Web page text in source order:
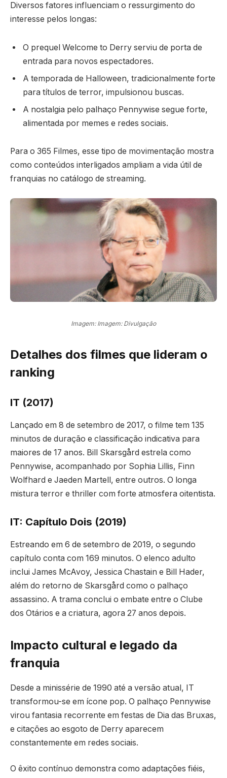
Diversos fatores influenciam o ressurgimento do
interesse pelos longas:
O prequel Welcome to Derry serviu de porta de
entrada para novos espectadores.
A temporada de Halloween, tradicionalmente forte
para títulos de terror, impulsionou buscas.
A nostalgia pelo palhaço Pennywise segue forte,
alimentada por memes e redes sociais.
Para o 365 Filmes, esse tipo de movimentação mostra
como conteúdos interligados ampliam a vida útil de
franquias no catálogo de streaming.
Imagem: Imagem: Divulgação
Detalhes dos filmes que lideram o
ranking
IT (2017)
Lançado em 8 de setembro de 2017, o filme tem 135
minutos de duração e classificação indicativa para
maiores de 17 anos. Bill Skarsgård estrela como
Pennywise, acompanhado por Sophia Lillis, Finn
Wolfhard e Jaeden Martell, entre outros. O longa
mistura terror e thriller com forte atmosfera oitentista.
IT: Capítulo Dois (2019)
Estreando em 6 de setembro de 2019, o segundo
capítulo conta com 169 minutos. O elenco adulto
inclui James McAvoy, Jessica Chastain e Bill Hader,
além do retorno de Skarsgård como o palhaço
assassino. A trama conclui o embate entre o Clube
dos Otários e a criatura, agora 27 anos depois.
Impacto cultural e legado da
franquia
Desde a minissérie de 1990 até a versão atual, IT
transformou-se em ícone pop. O palhaço Pennywise
virou fantasia recorrente em festas de Dia das Bruxas,
e citações ao esgoto de Derry aparecem
constantemente em redes sociais.
O êxito contínuo demonstra como adaptações fiéis,